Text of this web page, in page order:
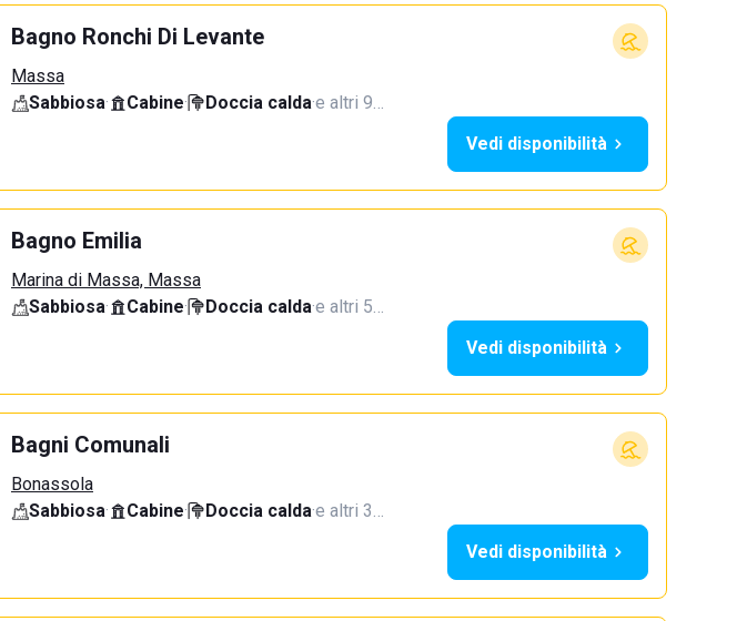
Bagno Ronchi Di Levante
Massa
Sabbiosa· Cabine· Doccia calda·e altri 9…
Vedi disponibilità
Bagno Emilia
Marina di Massa, Massa
Sabbiosa· Cabine· Doccia calda·e altri 5…
Vedi disponibilità
Bagni Comunali
Bonassola
Sabbiosa· Cabine· Doccia calda·e altri 3…
Vedi disponibilità